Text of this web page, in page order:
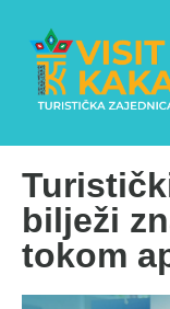
bilježi
tokom